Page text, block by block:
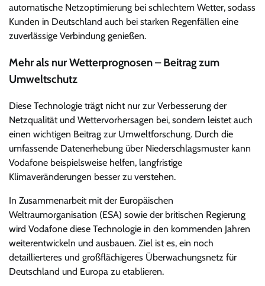
automatische Netzoptimierung bei schlechtem Wetter, sodass
Kunden in Deutschland auch bei starken Regenfällen eine
zuverlässige Verbindung genießen.
Mehr als nur Wetterprognosen – Beitrag zum
Umweltschutz
Diese Technologie trägt nicht nur zur Verbesserung der
Netzqualität und Wettervorhersagen bei, sondern leistet auch
einen wichtigen Beitrag zur Umweltforschung. Durch die
umfassende Datenerhebung über Niederschlagsmuster kann
Vodafone beispielsweise helfen, langfristige
Klimaveränderungen besser zu verstehen.
In Zusammenarbeit mit der Europäischen
Weltraumorganisation (ESA) sowie der britischen Regierung
wird Vodafone diese Technologie in den kommenden Jahren
weiterentwickeln und ausbauen. Ziel ist es, ein noch
detaillierteres und großflächigeres Überwachungsnetz für
Deutschland und Europa zu etablieren.